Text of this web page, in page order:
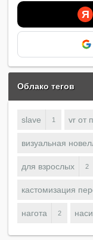
Я
Облако тегов
slave 1 vr от
визуальная
для взрослых 2
кастомизация
нагота 2